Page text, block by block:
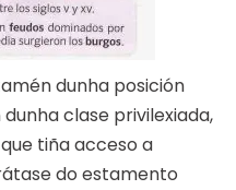
dunha posición
clase privilexiada,
tiña acceso a
do estamento